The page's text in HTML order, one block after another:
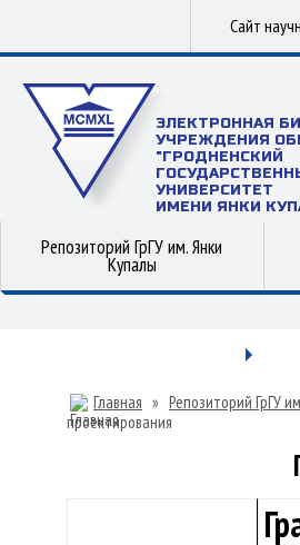
Сайт
ЭЛЕКТРОННАЯ
УЧРЕЖДЕНИЯ
"ГРОДНЕНСКИЙ
УНИВЕРСИТЕТ
ИМЕНИ ЯНКИ
Репозиторий ГрГУ им. Янки
Купалы
Главная » Репозиторий ГрГУ
проектирования